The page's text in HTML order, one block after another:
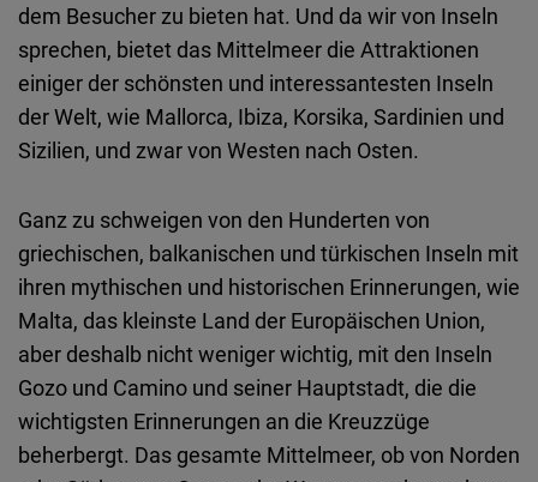
dem Besucher zu bieten hat. Und da wir von Inseln
sprechen, bietet das Mittelmeer die Attraktionen
einiger der schönsten und interessantesten Inseln
der Welt, wie Mallorca, Ibiza, Korsika, Sardinien und
Sizilien, und zwar von Westen nach Osten.
Ganz zu schweigen von den Hunderten von
griechischen, balkanischen und türkischen Inseln mit
ihren mythischen und historischen Erinnerungen, wie
Malta, das kleinste Land der Europäischen Union,
aber deshalb nicht weniger wichtig, mit den Inseln
Gozo und Camino und seiner Hauptstadt, die die
wichtigsten Erinnerungen an die Kreuzzüge
beherbergt. Das gesamte Mittelmeer, ob von Norden